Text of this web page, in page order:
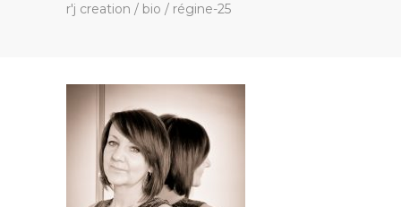
r'j creation / bio / régine-25